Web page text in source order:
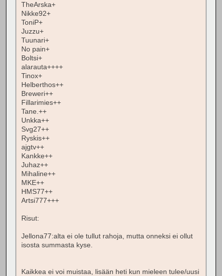
TheArska+
Nikke92+
ToniP+
Juzzu+
Tuunari+
No pain+
Boltsi+
alarauta++++
Tinox+
Helberthos++
Breweri++
Fillarimies++
Tane.++
Unkka++
Svg27++
Ryskis++
ajgtv++
Kankke++
Juhaz++
Mihaline++
MKE++
HMS77++
Artsi777+++
Risut:
Jellona77:alta ei ole tullut rahoja, mutta onneksi ei ollut
isosta summasta kyse.
Kaikkea ei voi muistaa, lisään heti kun mieleen tulee/uusi